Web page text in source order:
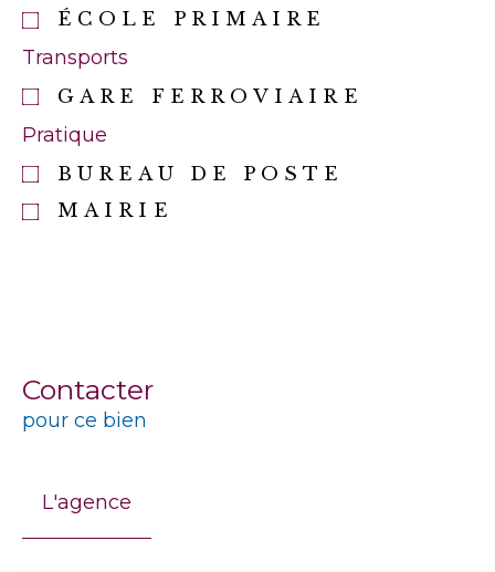
ÉCOLE PRIMAIRE
Transports
GARE FERROVIAIRE
Pratique
BUREAU DE POSTE
MAIRIE
Contacter
pour ce bien
L'agence